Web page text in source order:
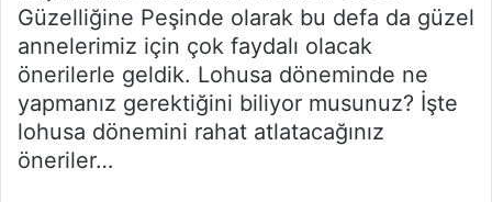
Güzelliğine Peşinde olarak bu defa da güzel
annelerimiz için çok faydalı olacak
önerilerle geldik. Lohusa döneminde ne
yapmanız gerektiğini biliyor musunuz? İşte
lohusa dönemini rahat atlatacağınız
öneriler…